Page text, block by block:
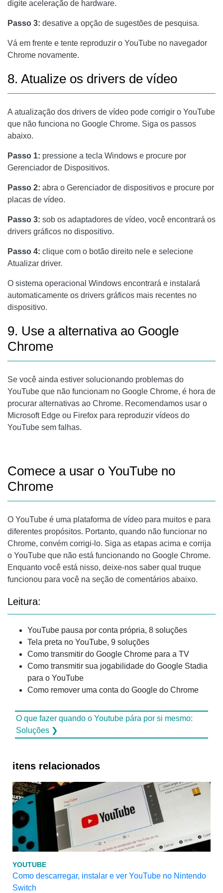
digite aceleração de hardware.
Passo 3: desative a opção de sugestões de pesquisa.
Vá em frente e tente reproduzir o YouTube no navegador
Chrome novamente.
8. Atualize os drivers de vídeo
A atualização dos drivers de vídeo pode corrigir o YouTube
que não funciona no Google Chrome. Siga os passos
abaixo.
Passo 1: pressione a tecla Windows e procure por
Gerenciador de Dispositivos.
Passo 2: abra o Gerenciador de dispositivos e procure por
placas de vídeo.
Passo 3: sob os adaptadores de vídeo, você encontrará os
drivers gráficos no dispositivo.
Passo 4: clique com o botão direito nele e selecione
Atualizar driver.
O sistema operacional Windows encontrará e instalará
automaticamente os drivers gráficos mais recentes no
dispositivo.
9. Use a alternativa ao Google
Chrome
Se você ainda estiver solucionando problemas do
YouTube que não funcionam no Google Chrome, é hora de
procurar alternativas ao Chrome. Recomendamos usar o
Microsoft Edge ou Firefox para reproduzir vídeos do
YouTube sem falhas.
Comece a usar o YouTube no
Chrome
O YouTube é uma plataforma de vídeo para muitos e para
diferentes propósitos. Portanto, quando não funcionar no
Chrome, convém corrigi-lo. Siga as etapas acima e corrija
o YouTube que não está funcionando no Google Chrome.
Enquanto você está nisso, deixe-nos saber qual truque
funcionou para você na seção de comentários abaixo.
Leitura:
YouTube pausa por conta própria, 8 soluções
Tela preta no YouTube, 9 soluções
Como transmitir do Google Chrome para a TV
Como transmitir sua jogabilidade do Google Stadia
para o YouTube
Como remover uma conta do Google do Chrome
O que fazer quando o Youtube pára por si mesmo:
Soluções ❯
itens relacionados
YOUTUBE
Como descarregar, instalar e ver YouTube no Nintendo
Switch